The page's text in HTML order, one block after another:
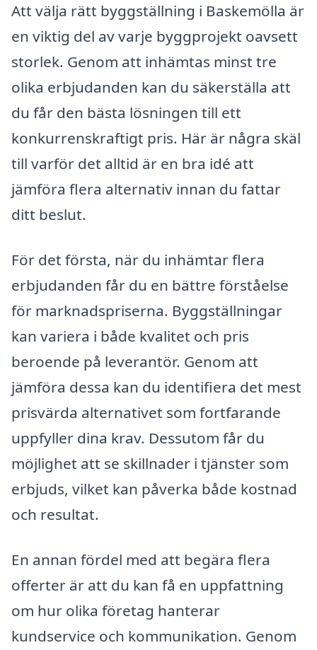
Att välja rätt byggställning i Baskemölla är
en viktig del av varje byggprojekt oavsett
storlek. Genom att inhämtas minst tre
olika erbjudanden kan du säkerställa att
du får den bästa lösningen till ett
konkurrenskraftigt pris. Här är några skäl
till varför det alltid är en bra idé att
jämföra flera alternativ innan du fattar
ditt beslut.
För det första, när du inhämtar flera
erbjudanden får du en bättre förståelse
för marknadspriserna. Byggställningar
kan variera i både kvalitet och pris
beroende på leverantör. Genom att
jämföra dessa kan du identifiera det mest
prisvärda alternativet som fortfarande
uppfyller dina krav. Dessutom får du
möjlighet att se skillnader i tjänster som
erbjuds, vilket kan påverka både kostnad
och resultat.
En annan fördel med att begära flera
offerter är att du kan få en uppfattning
om hur olika företag hanterar
kundservice och kommunikation. Genom